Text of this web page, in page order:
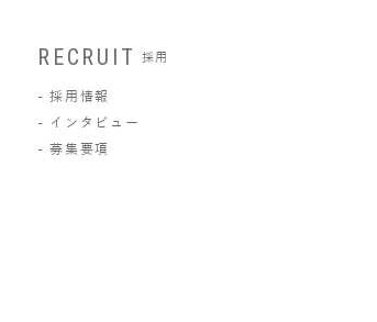
RECRUIT 採用
採用情報
インタビュー
募集要項